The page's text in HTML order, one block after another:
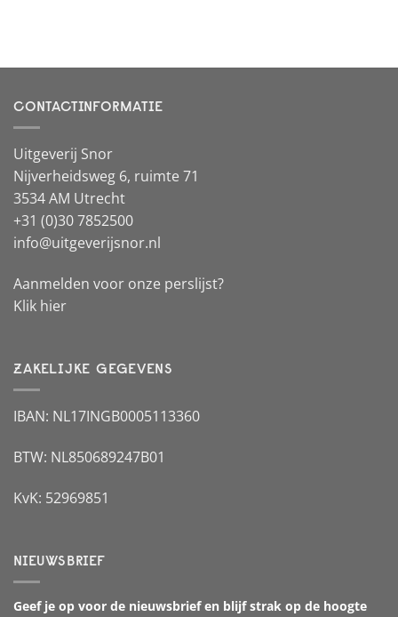
CONTACTINFORMATIE
Uitgeverij Snor
Nijverheidsweg 6, ruimte 71
3534 AM Utrecht
+31 (0)30 7852500
info@uitgeverijsnor.nl
Aanmelden voor onze perslijst?
Klik hier
ZAKELIJKE GEGEVENS
IBAN: NL17INGB0005113360
BTW: NL850689247B01
KvK: 52969851
NIEUWSBRIEF
Geef je op voor de nieuwsbrief en blijf strak op de hoogte